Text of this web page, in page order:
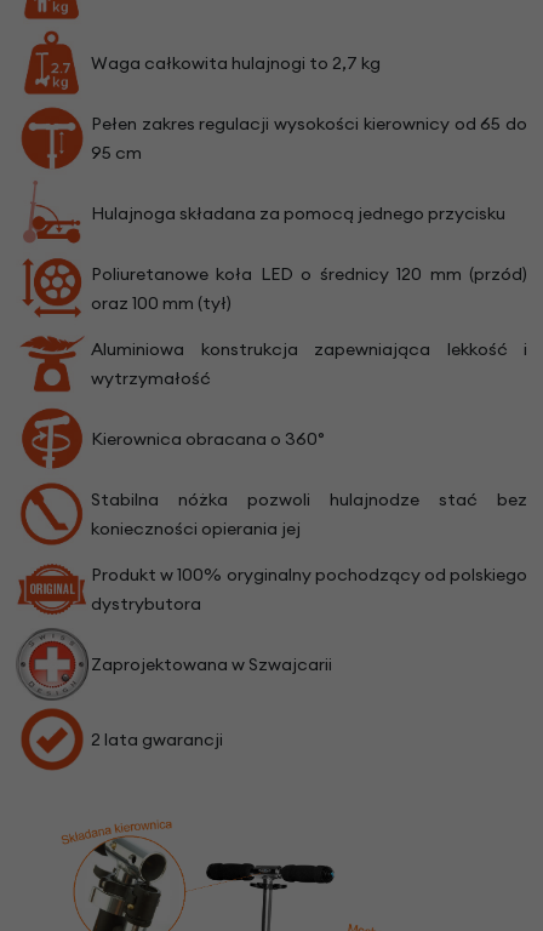
Waga całkowita hulajnogi to 2,7 kg
Pełen zakres regulacji wysokości kierownicy od 65 do
95 cm
Hulajnoga składana za pomocą jednego przycisku
Poliuretanowe koła LED o średnicy 120 mm (przód)
oraz 100 mm (tył)
Aluminiowa konstrukcja zapewniająca lekkość i
wytrzymałość
Kierownica obracana o 360°
Stabilna nóżka pozwoli hulajnodze stać bez
konieczności opierania jej
Produkt w 100% oryginalny pochodzący od polskiego
dystrybutora
Zaprojektowana w Szwajcarii
2 lata gwarancji